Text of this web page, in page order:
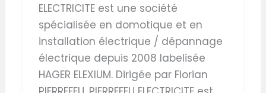
ELECTRICITE est une société
spécialisée en domotique et en
installation électrique / dépannage
électrique depuis 2008 labelisée
HAGER ELEXIUM. Dirigée par Florian